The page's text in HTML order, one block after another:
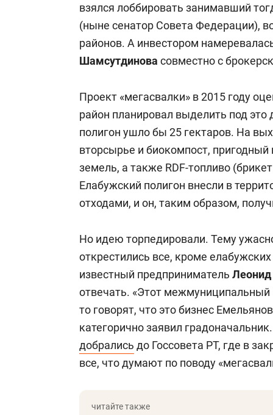
взялся лоббировать занимавший
(ныне сенатор Совета Федерации),
районов. А инвестором
Шамсутдинова совместно с
Проект «мегасвалки» в 2015 году
район планировал выделить под это
полигон ушло бы 25 гектаров. На
вторсырье и биокомпост,
земель, а также RDF-топливо
Елабужский полигон внесли в
отходами, и он, таким образом,
Но идею торпедировали. Тему
открестились все, кроме
известный предприниматель
отвечать. «Этот
то говорят, что это бизнес
категорично заявил
добрались до Госсовета РТ, где в
все, что думают по поводу